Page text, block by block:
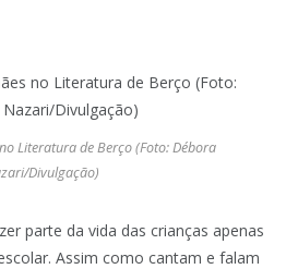
Literatura de Berço (Foto: Débora
Divulgação)
parte da vida das crianças apenas
Assim como cantam e falam